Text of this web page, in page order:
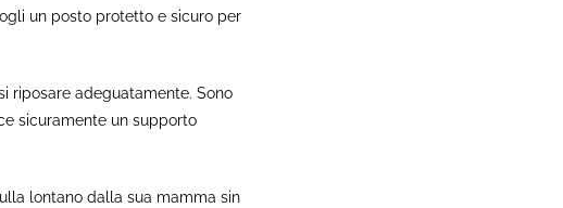
un posto protetto e sicuro per
riposare adeguatamente. Sono
sicuramente un supporto
lontano dalla sua mamma sin